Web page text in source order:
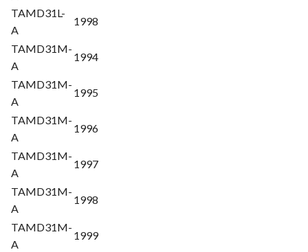
TAMD31L-
A
1998
TAMD31M-
A
1994
TAMD31M-
A
1995
TAMD31M-
A
1996
TAMD31M-
A
1997
TAMD31M-
A
1998
TAMD31M-
A
1999